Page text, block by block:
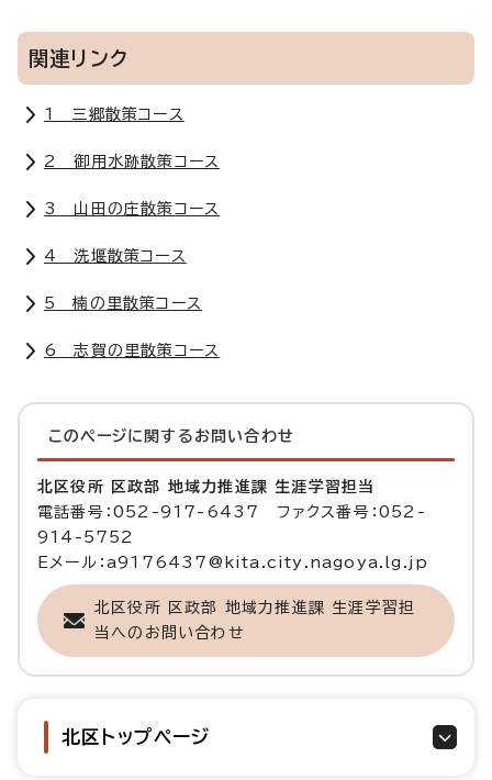
関連リンク
1 三郷散策コース
2 御用水跡散策コース
3 山田の庄散策コース
4 洗堰散策コース
5 楠の里散策コース
6 志賀の里散策コース
このページに関する お問い合わせ
北区役所 区政部 地域力推進課 生涯学習担当
電話番号：052-917-6437 ファクス番号：052-
914-5752
Eメール：a9176437@kita.city.nagoya.lg.jp
北区役所 区政部 地域力推進課 生涯学習担
当へのお問い合わせ
北区トップページ